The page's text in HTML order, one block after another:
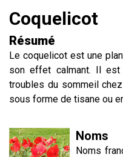
Coquelicot
Résumé
Le coquelicot est une
son effet calmant. Il
troubles du sommeil
sous forme de tisane ou
Noms
Noms